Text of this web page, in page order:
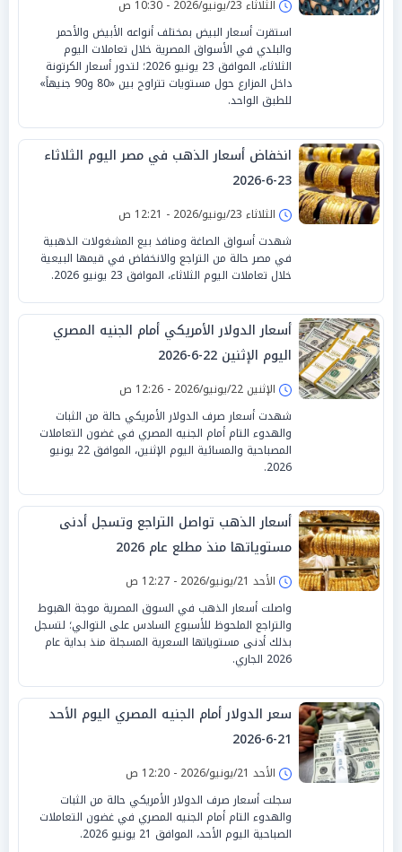
الثلاثاء 23/يونيو/2026 - 10:30 ص
استقرت أسعار البيض بمختلف أنواعه الأبيض والأحمر
والبلدي في الأسواق المصرية خلال تعاملات اليوم
الثلاثاء، الموافق 23 يونيو 2026؛ لتدور أسعار الكرتونة
داخل المزارع حول مستويات تتراوح بين «80 و90 جنيهاً»
للطبق الواحد.
انخفاض أسعار الذهب في مصر اليوم الثلاثاء
23-6-2026
الثلاثاء 23/يونيو/2026 - 12:21 ص
شهدت أسواق الصاغة ومنافذ بيع المشغولات الذهبية
في مصر حالة من التراجع والانخفاض في قيمها البيعية
خلال تعاملات اليوم الثلاثاء، الموافق 23 يونيو 2026.
أسعار الدولار الأمريكي أمام الجنيه المصري
اليوم الإثنين 22-6-2026
الإثنين 22/يونيو/2026 - 12:26 ص
شهدت أسعار صرف الدولار الأمريكي حالة من الثبات
والهدوء التام أمام الجنيه المصري في غضون التعاملات
المصباحية والمسائية اليوم الإثنين، الموافق 22 يونيو
2026.
أسعار الذهب تواصل التراجع وتسجل أدنى
مستوياتها منذ مطلع عام 2026
الأحد 21/يونيو/2026 - 12:27 ص
واصلت أسعار الذهب في السوق المصرية موجة الهبوط
والتراجع الملحوظ للأسبوع السادس على التوالي؛ لتسجل
بذلك أدنى مستوياتها السعرية المسجلة منذ بداية عام
2026 الجاري.
سعر الدولار أمام الجنيه المصري اليوم الأحد
21-6-2026
الأحد 21/يونيو/2026 - 12:20 ص
سجلت أسعار صرف الدولار الأمريكي حالة من الثبات
والهدوء التام أمام الجنيه المصري في غضون التعاملات
الصباحية اليوم الأحد، الموافق 21 يونيو 2026.